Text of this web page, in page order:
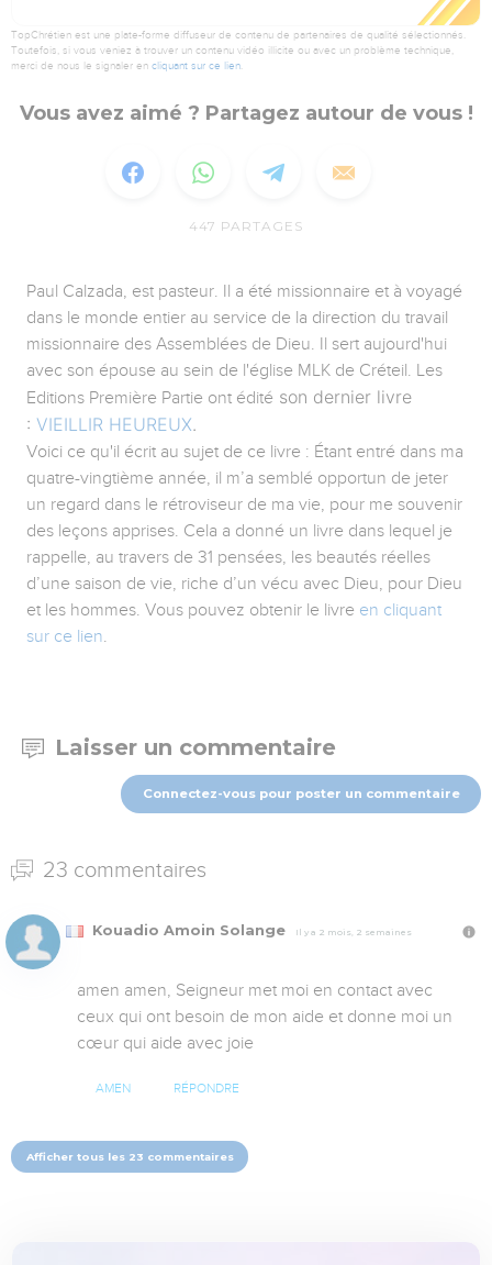
TopChrétien est une plate-forme diffuseur de contenu de partenaires de qualité sélectionnés.
Toutefois, si vous veniez à trouver un contenu vidéo illicite ou avec un problème technique,
merci de nous le signaler en cliquant sur ce lien
Vous avez aimé ? Partagez autour de vous !
447 PARTAGES
Paul Calzada, est pasteur. Il a été missionnaire et à voyagé
dans le monde entier au service de la direction du travail
missionnaire des Assemblées de Dieu. Il sert aujourd'hui
avec son épouse au sein de l'église MLK de Créteil. Les
Editions Première Partie ont édité son dernier livre
: VIEILLIR HEUREUX.
Voici ce qu'il écrit au sujet de ce livre : Étant entré dans ma
quatre-vingtième année, il m’a semblé opportun de jeter
un regard dans le rétroviseur de ma vie, pour me souvenir
des leçons apprises. Cela a donné un livre dans lequel je
rappelle, au travers de 31 pensées, les beautés réelles
d’une saison de vie, riche d’un vécu avec Dieu, pour Dieu
et les hommes. Vous pouvez obtenir le livre en cliquant
sur ce lien.
Laisser un commentaire
Connectez-vous pour poster un commentaire
23 commentaires
Kouadio Amoin Solange Il y a 2 mois, 2 semaines
amen amen, Seigneur met moi en contact avec
ceux qui ont besoin de mon aide et donne moi un
cœur qui aide avec joie
AMEN RÉPONDRE
Afficher tous les 23 commentaires